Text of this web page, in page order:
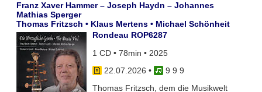
Franz Xaver Hammer – Joseph Haydn – Johannes
Mathias Sperger
Thomas Fritzsch • Klaus Mertens • Michael Schönheit
Rondeau ROP6287
1 CD • 78min • 2025
22.07.2026 •
9 9 9
Thomas Fritzsch, dem die Musikwelt